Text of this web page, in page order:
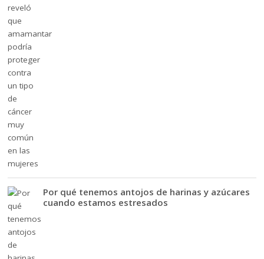
Por qué tenemos antojos de harinas y azúcares
cuando estamos estresados